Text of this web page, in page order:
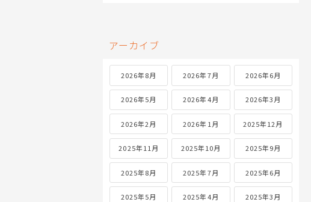
アーカイブ
2026年8月 2026年7月 2026年6月
2026年5月 2026年4月 2026年3月
2026年2月 2026年1月 2025年12月
2025年11月 2025年10月 2025年9月
2025年8月 2025年7月 2025年6月
2025年5月 2025年4月 2025年3月